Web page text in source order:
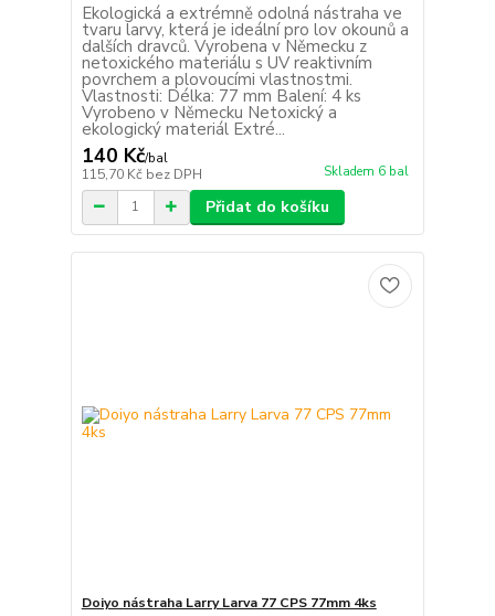
Ekologická a extrémně odolná nástraha ve
tvaru larvy, která je ideální pro lov okounů a
dalších dravců. Vyrobena v Německu z
netoxického materiálu s UV reaktivním
povrchem a plovoucími vlastnostmi.
Vlastnosti: Délka: 77 mm Balení: 4 ks
Vyrobeno v Německu Netoxický a
ekologický materiál Extré...
140 Kč/bal
115,70 Kč bez DPH Skladem 6 bal
Přidat do košíku
Doiyo nástraha Larry Larva 77 CPS 77mm 4ks